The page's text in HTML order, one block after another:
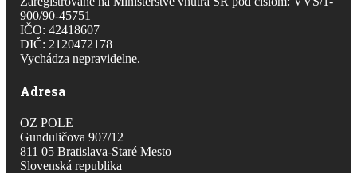
900/90-45751
IČO: 42418607
DIČ: 2120472178
Vychádza nepravidelne.
Adresa
OZ POLE
Gunduličova 907/12
811 05 Bratislava-Staré Mesto
Slovenská republika